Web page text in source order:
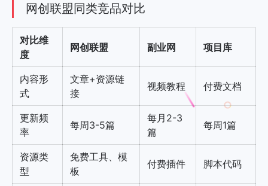
网创联盟同类竞品对比
对比维
度
网创联盟 副业网 项目库
内容形
式
文章+资源链
接
视频教程 付费文档
更新频
率
每周3-5篇
每月2-3
篇
每周1篇
资源类
型
免费工具、模
板
付费插件 脚本代码